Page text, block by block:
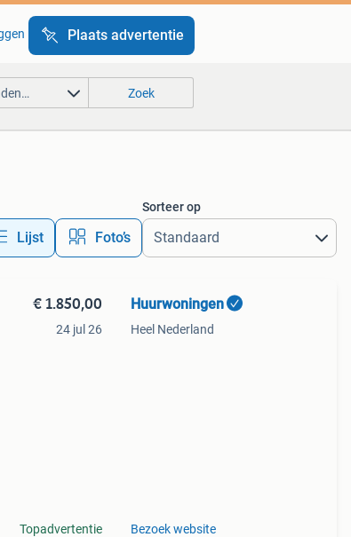
Plaats advertentie
Zoek
Lijst Foto’s
Sorteer op
€ 1.850,00
24 jul 26
Topadvertentie
Huurwoningen
Heel Nederland
Bezoek website